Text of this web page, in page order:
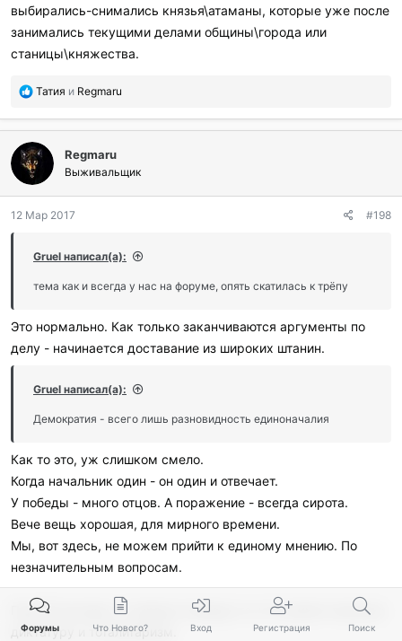
выбирались-снимались князья\атаманы, которые уже после
занимались текущими делами общины\города или
станицы\княжества.
П
б
л
а
г
о
а
и
и
Татия и Regmaru
Regmaru
Выживальщик
12 Мар 2017 #198
Gruel написал(а):
тема как и всегда у нас на форуме, опять скатилась к трёпу
Это нормально. Как только заканчиваются аргументы по
делу - начинается доставание из широких штанин.
Gruel написал(а):
Демократия - всего лишь разновидность единоначалия
Как то это, уж слишком смело.
Когда начальник один - он один и отвечает.
У победы - много отцов. А поражение - всегда сирота.
Вече вещь хорошая, для мирного времени.
Мы, вот здесь, не можем прийти к единому мнению. По
незначительным вопросам.
При БП выживут, в первую очередь те, кто примет военную
диктатуру и тоталитаризм.
Форумы Что Нового? Вход Регистрация Поиск